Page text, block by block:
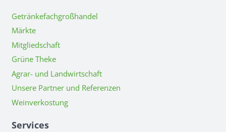
Getränkefachgroßhandel
Märkte
Mitgliedschaft
Grüne Theke
Agrar- und Landwirtschaft
Unsere Partner und Referenzen
Weinverkostung
Services